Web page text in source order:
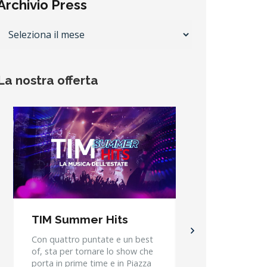
Press
Archivio
nostra offerta
TIM Summer Hits
Con quattro puntate e un best
of, sta per tornare lo show che
porta in prime time e in Piazza